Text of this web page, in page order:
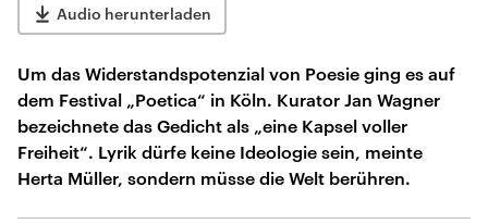
Audio herunterladen
Um das Widerstandspotenzial von Poesie ging es auf
dem Festival „Poetica“ in Köln. Kurator Jan Wagner
bezeichnete das Gedicht als „eine Kapsel voller
Freiheit“. Lyrik dürfe keine Ideologie sein, meinte
Herta Müller, sondern müsse die Welt berühren.